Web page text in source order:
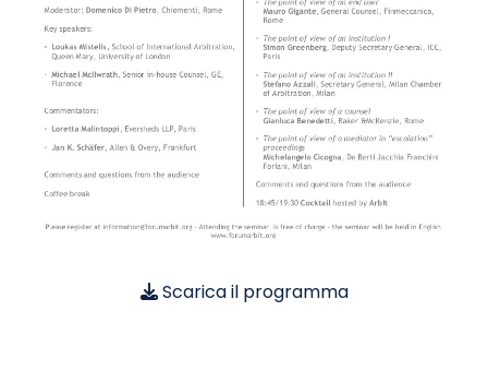
Scarica il programma